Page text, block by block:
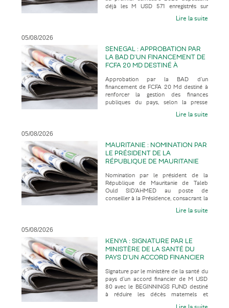
ENREGISTRÉS SUR L’ENSEMBLE
DE L’EXERCICE 2025
déjà les M USD 571 enregistrés sur
Lire la suite
05/08/2026
SENEGAL : APPROBATION PAR
LA BAD D’UN FINANCEMENT DE
FCFA 20 MD DESTINÉ À
FINANCES PUBLIQUES DU PAYS
Approbation par la BAD d’un
financement de FCFA 20 Md destiné à
renforcer la gestion des finances
publiques du pays, selon la presse
Lire la suite
05/08/2026
MAURITANIE : NOMINATION PAR
LE PRÉSIDENT DE LA
RÉPUBLIQUE DE MAURITANIE
POSTE DE CONSEILLER À LA
PRÉSIDENCE, CONSACRANT LA
PROMOTION D’UN HAUT
RESPONSABLE AU PARCOURS
Nomination par le président de la
République de Mauritanie de Taleb
Ould SID’AHMED au poste de
conseiller à la Présidence, consacrant la
Lire la suite
05/08/2026
KENYA : SIGNATURE PAR LE
MINISTÈRE DE LA SANTÉ DU
PAYS D’UN ACCORD FINANCIER
BEGINNINGS FUND DESTINÉ À
RÉDUIRE LES DÉCÈS
MATERNELS ET NÉONATALS
ÉVITABLES, TOUT EN
Signature par le ministère de la santé du
pays d’un accord financier de M USD
80 avec le BEGINNINGS FUND destiné
à réduire les décès maternels et